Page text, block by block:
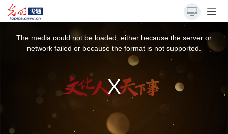
The media could not be loaded, either because the server or
network failed or because the format is not supported.